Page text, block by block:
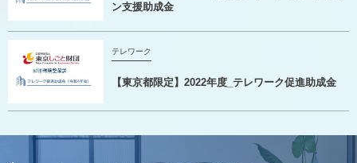
ン支援助成金
テレワーク
【東京都限定】2022年度_テレワーク促進助成金